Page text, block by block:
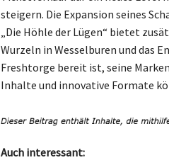
steigern. Die Expansion seines
„Die Höhle der Lügen“ bietet
Wurzeln in Wesselburen und das
Freshtorge bereit ist, seine
Inhalte und innovative Formate
Auch interessant: